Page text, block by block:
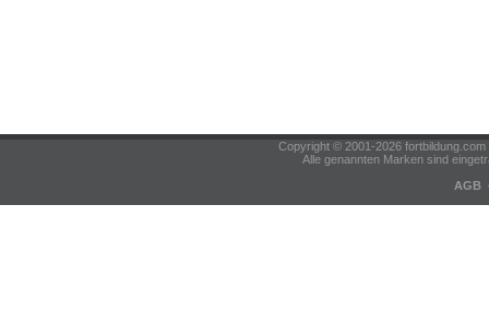
Copyright © 2001-2026
Alle genannten Marken sind
AGB